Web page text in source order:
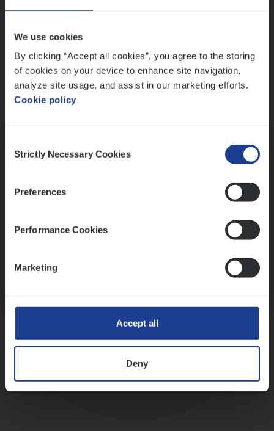
We use cookies
By clicking “Accept all cookies”, you agree to the storing
of cookies on your device to enhance site navigation,
analyze site usage, and assist in our marketing efforts.
Cookie policy
Selection
Strictly Necessary Cookies
Preferences
Performance Cookies
Marketing
Accept all
Deny